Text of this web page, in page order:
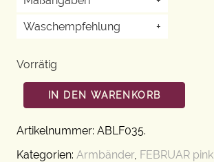
Waschempfehlung
+
Vorrätig
IN DEN WARENKORB
Artikelnummer: ABLF035.
Kategorien: Armbänder, FEBRUAR pink